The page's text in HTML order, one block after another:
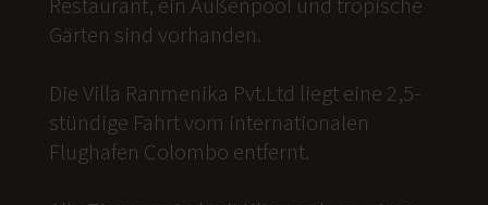
Gärten sind vorhanden.
Die Villa Ranmenika Pvt.Ltd liegt eine 2,5-
stündige Fahrt vom internationalen
Flughafen Colombo entfernt.